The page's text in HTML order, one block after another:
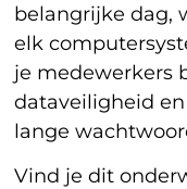
belangrijke dag,
elk
je medewerkers
dataveiligheid
lange
Vind je dit